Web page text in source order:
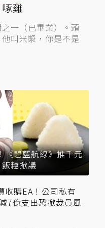
啄雞
一（已畢業）。頭
叫米漿，你是不是
《碧藍航線》推千元
糰掀議
收購EA！公司私有
7億支出恐掀裁員風